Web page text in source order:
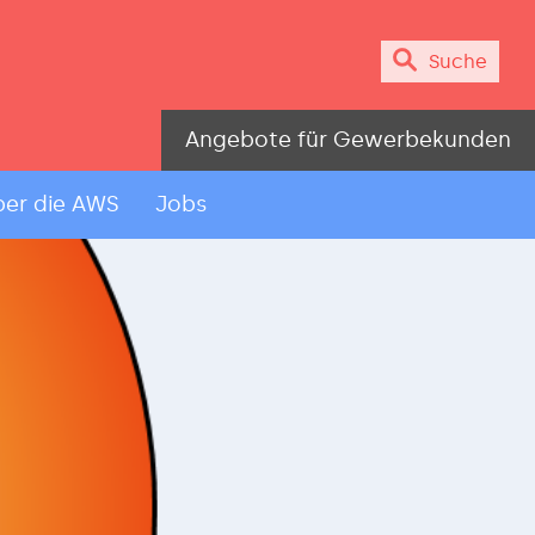
Suche
Angebote für Gewerbekunden
die AWS Jobs